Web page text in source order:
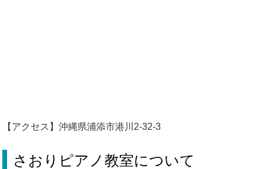
【アクセス】沖縄県浦添市港川2-32-3
さおりピアノ教室について